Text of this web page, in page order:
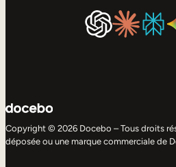
Copyright © 2026 Docebo – Tous droits
déposée ou une marque commerciale de